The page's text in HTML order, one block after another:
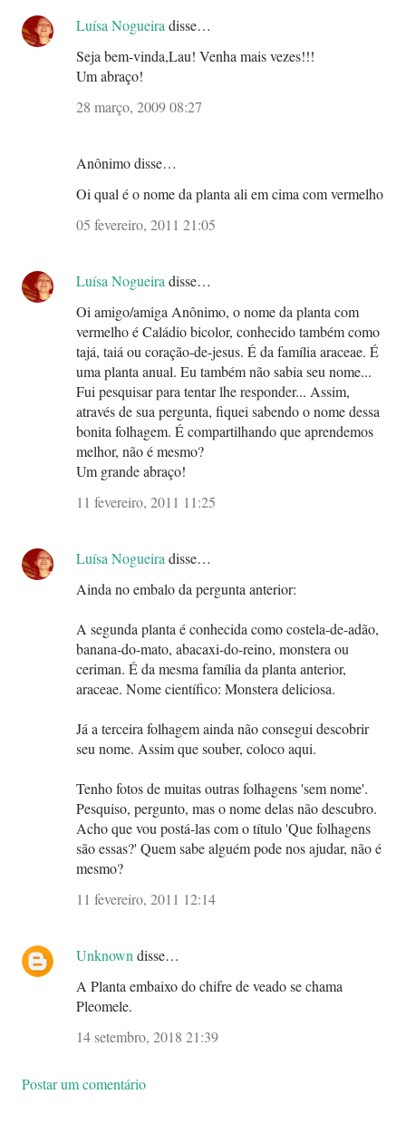
Luísa Nogueira disse…
Oi amigo/amiga Anônimo, o nome da planta com
vermelho é Caládio bicolor, conhecido também como
uma planta anual. Eu também não sabia seu nome...
através de sua pergunta, fiquei sabendo o nome dessa
bonita folhagem. É compartilhando que aprendemos
melhor, não é mesmo?
Ainda no embalo da pergunta anterior:
A segunda planta é conhecida como costela-de-adão,
banana-do-mato, abacaxi-do-reino, monstera ou
ceriman. É da mesma família da planta anterior,
araceae. Nome científico: Monstera deliciosa.
Já a terceira folhagem ainda não consegui descobrir
Pesquiso, pergunto, mas o nome delas não descubro.
Acho que vou postá-las com o título 'Que folhagens
são essas?' Quem sabe alguém pode nos ajudar, não é
11 fevereiro, 2011 12:14
Unknowndisse…
A Planta embaixo do chifre de veado se chama
Pleomele.
14 setembro, 2018 21:39
Postar um comentário
dias